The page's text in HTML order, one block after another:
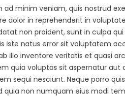
ad minim veniam, quis nostrud
dolor in reprehenderit in
non proident, sunt in culpa
iste natus error sit voluptatem
illo inventore veritatis et quasi
quia voluptas sit aspernatur
sequi nesciunt. Neque porro
quia non numquam eius modi